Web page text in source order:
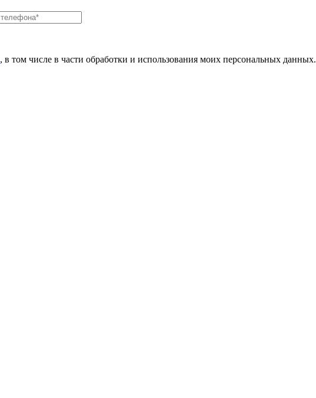
, в том числе в части обработки и использования моих персональных данных.